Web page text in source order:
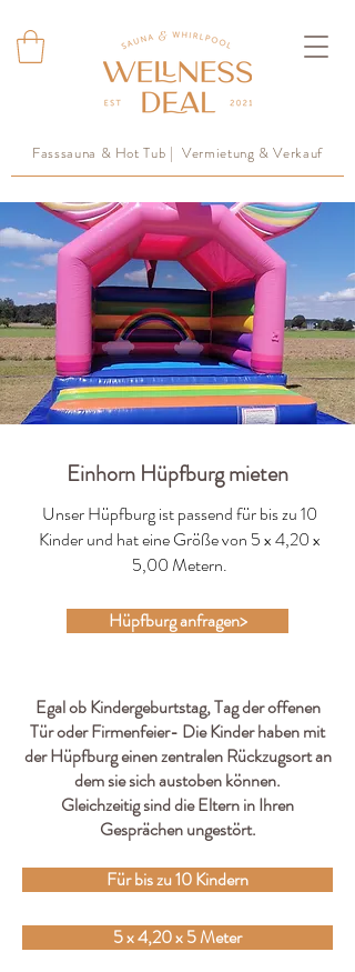
Fasssauna & Hot Tub | Vermietung & Verkauf
Einhorn Hüpfburg mieten
Unser Hüpfburg ist passend für bis zu 10
Kinder und hat eine Größe von 5 x 4,20 x
5,00 Metern.
Hüpfburg anfragen>
Egal ob Kindergeburtstag, Tag der offenen
Tür oder Firmenfeier- Die Kinder haben mit
der Hüpfburg einen zentralen Rückzugsort an
dem sie sich austoben können.
Gleichzeitig sind die Eltern in Ihren
Gesprächen ungestört.
Für bis zu 10 Kindern
5 x 4,20 x 5 Meter